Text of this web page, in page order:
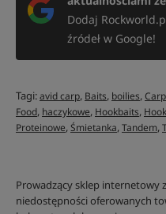
Dodaj
źródeł w Google!
Tagi:avid carp, Baits, boilies,Carp
Food, haczykowe, Hookbaits,
Proteinowe,Śmietanka,Tandem,
Prowadzący sklep internetowy
niedostępności oferowanych